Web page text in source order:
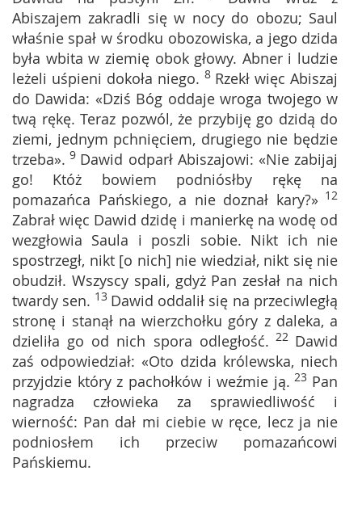
Abiszajem zakradli się w nocy do obozu; Saul
właśnie spał w środku obozowiska, a jego dzida
była wbita w ziemię obok głowy. Abner i ludzie
leżeli uśpieni dokoła niego. 8 Rzekł więc Abiszaj
do Dawida: «Dziś Bóg oddaje wroga twojego w
twą rękę. Teraz pozwól, że przybiję go dzidą do
ziemi, jednym pchnięciem, drugiego nie będzie
trzeba». 9 Dawid odparł Abiszajowi: «Nie zabijaj
go! Któż bowiem podniósłby rękę na
pomazańca Pańskiego, a nie doznał kary?» 12
Zabrał więc Dawid dzidę i manierkę na wodę od
wezgłowia Saula i poszli sobie. Nikt ich nie
spostrzegł, nikt [o nich] nie wiedział, nikt się nie
obudził. Wszyscy spali, gdyż Pan zesłał na nich
twardy sen. 13 Dawid oddalił się na przeciwległą
stronę i stanął na wierzchołku góry z daleka, a
dzieliła go od nich spora odległość. 22 Dawid
zaś odpowiedział: «Oto dzida królewska, niech
przyjdzie który z pachołków i weźmie ją. 23 Pan
nagradza człowieka za sprawiedliwość i
wierność: Pan dał mi ciebie w ręce, lecz ja nie
podniosłem ich przeciw pomazańcowi
Pańskiemu.